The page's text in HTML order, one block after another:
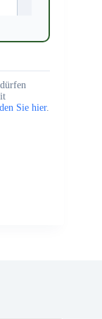
Sie hier.